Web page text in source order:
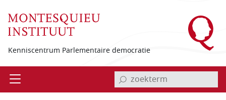
Kenniscentrum Parlementaire democratie
Open invoerveld zoekterm